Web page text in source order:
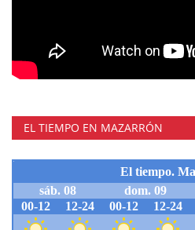
EL TIEMPO EN MAZARRÓN